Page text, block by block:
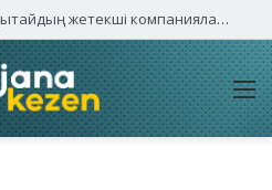
Қасым-Жомарт Тоқаев Қытайдың жетекші компаниялары басшыларымен кездесті